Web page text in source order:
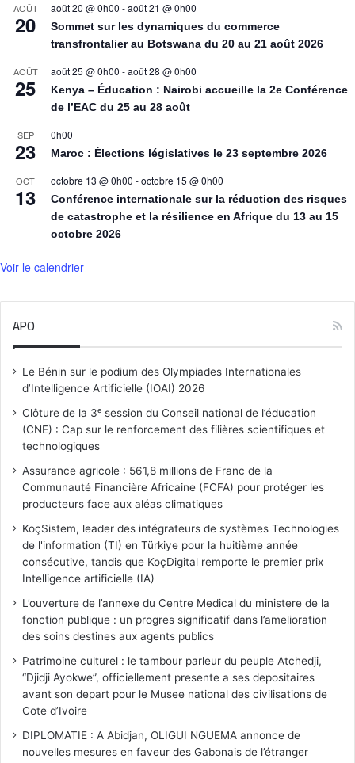
AOÛT
20
août 20 @ 0h00 -août 21 @ 0h00
Sommet sur les dynamiques du commerce
transfrontalier au Botswana du 20 au 21 août 2026
AOÛT
25
août 25 @ 0h00 -août 28 @ 0h00
Kenya – Éducation : Nairobi accueille la 2e Conférence
de l’EAC du 25 au 28 août
SEP
23
0h00
Maroc : Élections législatives le 23 septembre 2026
OCT
13
octobre 13 @ 0h00 -octobre 15 @ 0h00
Conférence internationale sur la réduction des risques
de catastrophe et la résilience en Afrique du 13 au 15
octobre 2026
Voir le calendrier
APO
Le Bénin sur le podium des Olympiades Internationales
d’Intelligence Artificielle (IOAI) 2026
Clôture de la 3ᵉ session du Conseil national de l’éducation
(CNE) : Cap sur le renforcement des filières scientifiques et
technologiques
Assurance agricole : 561,8 millions de Franc de la
Communauté Financière Africaine (FCFA) pour protéger les
producteurs face aux aléas climatiques
KoçSistem, leader des intégrateurs de systèmes Technologies
de l'information (TI) en Türkiye pour la huitième année
consécutive, tandis que KoçDigital remporte le premier prix
Intelligence artificielle (IA)
L’ouverture de l’annexe du Centre Medical du ministere de la
fonction publique : un progres significatif dans l’amelioration
des soins destines aux agents publics
Patrimoine culturel : le tambour parleur du peuple Atchedji,
“Djidji Ayokwe”, officiellement presente a ses depositaires
avant son depart pour le Musee national des civilisations de
Cote d’Ivoire
DIPLOMATIE : A Abidjan, OLIGUI NGUEMA annonce de
nouvelles mesures en faveur des Gabonais de l’étranger